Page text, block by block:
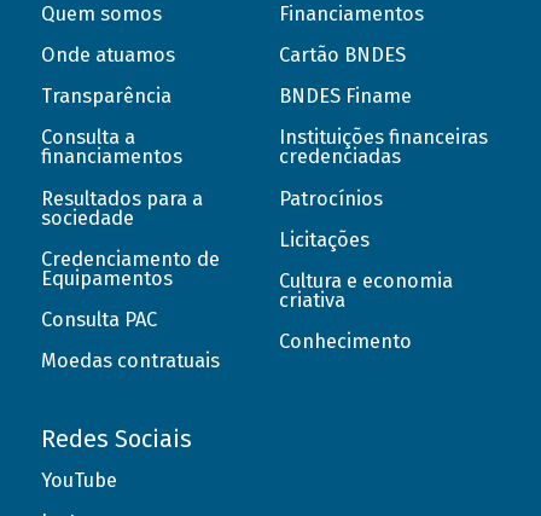
Quem somos
Onde atuamos
Transparência
Consulta a
financiamentos
Resultados para a
sociedade
Credenciamento de
Equipamentos
Consulta PAC
Moedas contratuais
Financiamentos
Cartão BNDES
BNDES Finame
Instituições financeiras
credenciadas
Patrocínios
Licitações
Cultura e economia
criativa
Conhecimento
Redes Sociais
YouTube